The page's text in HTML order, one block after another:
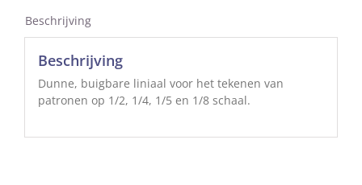
Beschrijving
Beschrijving
Dunne, buigbare liniaal voor het tekenen van
patronen op 1/2, 1/4, 1/5 en 1/8 schaal.